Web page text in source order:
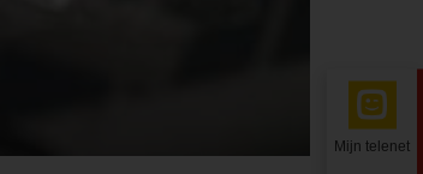
Mijn telenet